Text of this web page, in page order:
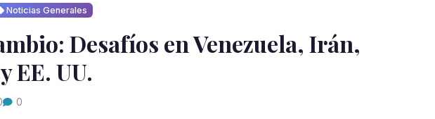
Noticias Generales
Desafíos en Venezuela, Irán,
EE. UU.
0